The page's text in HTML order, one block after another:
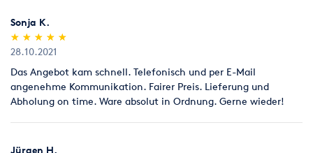
Sonja K.
(*)
★
★
(*) ★
★
(*) ★
★
(*) ★
★
(*) ★
★
28.10.2021
Das Angebot kam schnell. Telefonisch und per E-Mail
angenehme Kommunikation. Fairer Preis. Lieferung und
Abholung on time. Ware absolut in Ordnung. Gerne wieder!
Jürgen H.